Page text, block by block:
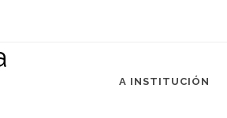
A INSTITUCIÓN